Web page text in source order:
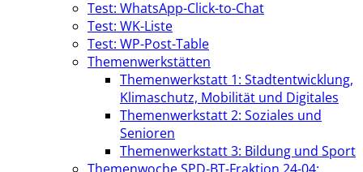
Test: WhatsApp-Click-to-Chat
Test: WK-Liste
Test: WP-Post-Table
Themenwerkstätten
Themenwerkstatt 1: Stadtentwicklung,
Klimaschutz, Mobilität und Digitales
Themenwerkstatt 2: Soziales und
Senioren
Themenwerkstatt 3: Bildung und Sport